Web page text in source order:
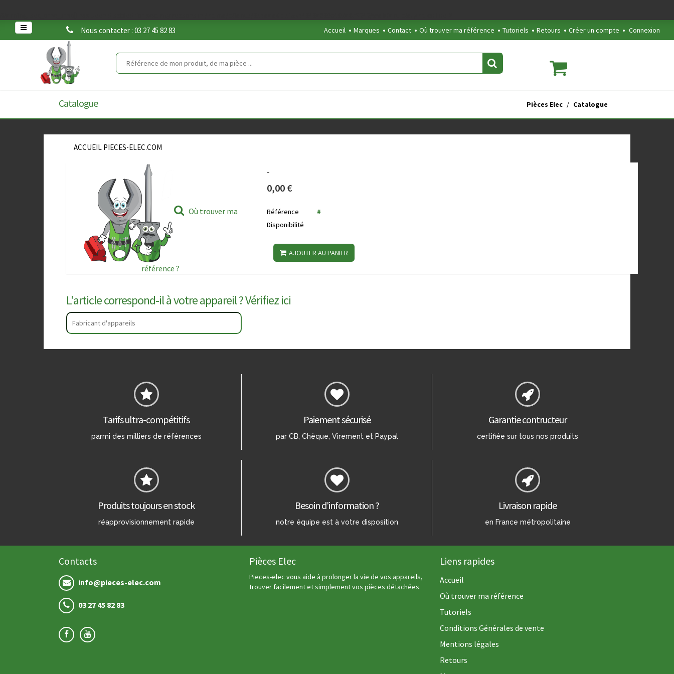
Nous contacter : 03 27 45 82 83 Accueil Marques Contact Où trouver ma référence Tutoriels Retours Créer un compte Connexion
Catalogue Pièces Elec Catalogue
ACCUEIL PIECES-ELEC.COM
Où trouver ma
référence ?
-
0,00 €
Référence
#
Disponibilité
AJOUTER AU PANIER
L'article correspond-il à votre appareil ? Vérifiez ici
Tarifs ultra-compétitifs
parmi des milliers de références
Paiement sécurisé
par CB, Chèque, Virement et Paypal
Garantie contructeur
certifiée sur tous nos produits
Produits toujours en stock
réapprovisionnement rapide
Besoin d'information ?
notre équipe est à votre disposition
Livraison rapide
en France métropolitaine
Contacts
info@pieces-elec.com
03 27 45 82 83
Pièces Elec
Pieces-elec vous aide à prolonger la vie de vos appareils,
trouver facilement et simplement vos pièces détachées.
Liens rapides
Accueil
Où trouver ma référence
Tutoriels
Conditions Générales de vente
Mentions légales
Retours